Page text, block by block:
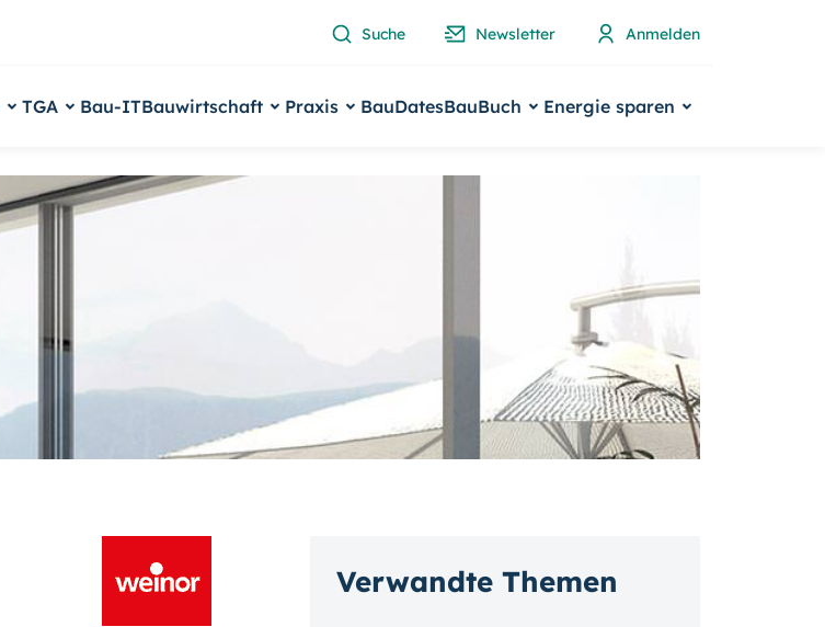
Suche Newsletter Anmelden
TGA Bau-ITBauwirtschaft Praxis BauDatesBauBuch Energie sparen
Verwandte Themen